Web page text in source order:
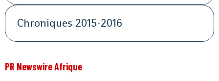
Chroniques 2015-2016
PR Newswire Afrique